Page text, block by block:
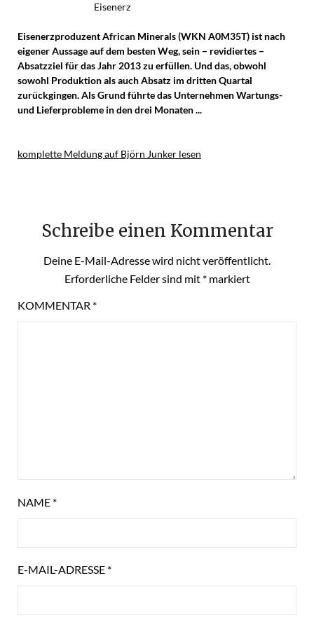
Eisenerz
Eisenerzproduzent African Minerals (WKN A0M35T) ist nach
eigener Aussage auf dem besten Weg, sein – revidiertes –
Absatzziel für das Jahr 2013 zu erfüllen. Und das, obwohl
sowohl Produktion als auch Absatz im dritten Quartal
zurückgingen. Als Grund führte das Unternehmen Wartungs-
und Lieferprobleme in den drei Monaten ...
komplette Meldung auf Björn Junker lesen
Schreibe einen Kommentar
Deine E-Mail-Adresse wird nicht veröffentlicht.
Erforderliche Felder sind mit *markiert
KOMMENTAR *
NAME *
E-MAIL-ADRESSE *